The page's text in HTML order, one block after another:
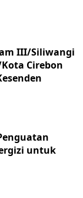
III/Siliwangi
Cirebon
untuk